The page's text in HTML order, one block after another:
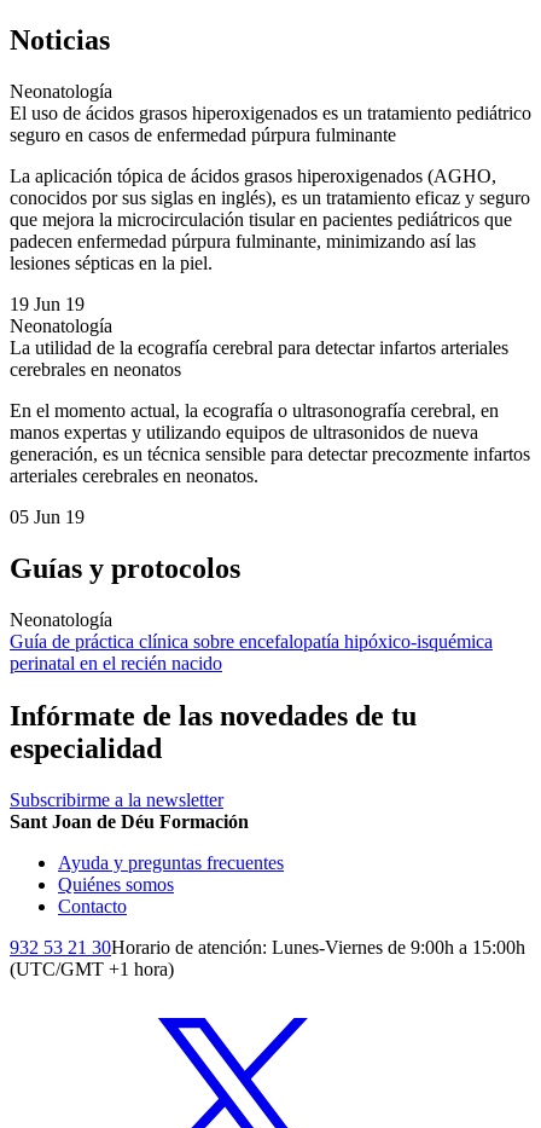
Noticias
Neonatología
El uso de ácidos grasos hiperoxigenados es un tratamiento pediátrico
seguro en casos de enfermedad púrpura fulminante
La aplicación tópica de ácidos grasos hiperoxigenados (AGHO,
conocidos por sus siglas en inglés), es un tratamiento eficaz y seguro
que mejora la microcirculación tisular en pacientes pediátricos que
padecen enfermedad púrpura fulminante, minimizando así las
lesiones sépticas en la piel.
19 Jun 19
Neonatología
La utilidad de la ecografía cerebral para detectar infartos arteriales
cerebrales en neonatos
En el momento actual, la ecografía o ultrasonografía cerebral, en
manos expertas y utilizando equipos de ultrasonidos de nueva
generación, es un técnica sensible para detectar precozmente infartos
arteriales cerebrales en neonatos.
05 Jun 19
Guías y protocolos
Neonatología
Guía de práctica clínica sobre encefalopatía hipóxico-isquémica
perinatal en el recién nacido
Infórmate de las novedades de tu
especialidad
Subscribirme a la newsletter
Sant Joan de Déu Formación
Ayuda y preguntas frecuentes
Quiénes somos
Contacto
932 53 21 30Horario de atención: Lunes-Viernes de 9:00h a 15:00h
(UTC/GMT +1 hora)